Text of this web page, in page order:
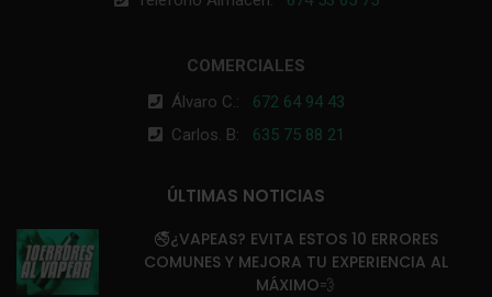
COMERCIALES
Álvaro C.: 672 64 94 43
Carlos. B: 635 75 88 21
ÚLTIMAS NOTICIAS
🚭¿VAPEAS? EVITA ESTOS 10 ERRORES
COMUNES Y MEJORA TU EXPERIENCIA AL
MÁXIMO💨